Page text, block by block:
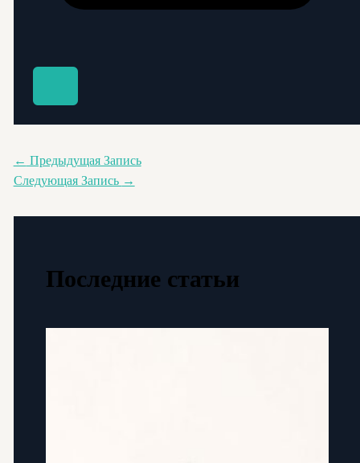
← Предыдущая Запись
Следующая Запись →
Последние статьи